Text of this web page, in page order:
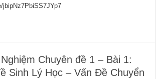
Chuyên đề 1 – Bài 1:
Sinh Lý Học – Vấn Đề Chuyển